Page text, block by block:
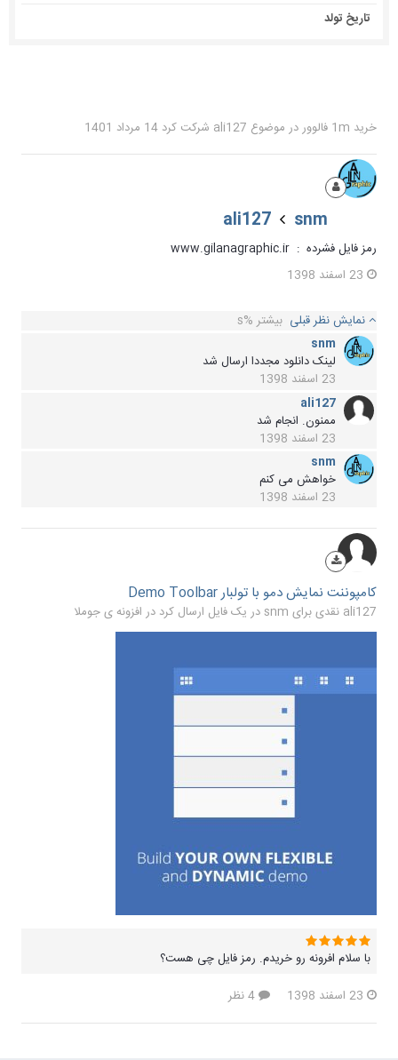
تاریخ تولد
خرید 1m فالوور در موضوع ali127 شرکت کرد 14 مرداد 1401
snm
ali127
رمز فایل فشرده : www.gilanagraphic.ir
23 اسفند 1398
نمایش نظر قبلی بیشتر %s
snm
لینک دانلود مجددا ارسال شد
23 اسفند 1398
ali127
ممنون. انجام شد
23 اسفند 1398
snm
خواهش می کنم
23 اسفند 1398
کامپوننت نمایش دمو با تولبار Demo Toolbar
ali127 نقدی برای snm در یک فایل ارسال کرد در افزونه ی جوملا
با سلام افرونه رو خریدم. رمز فایل چی هست؟
23 اسفند 1398